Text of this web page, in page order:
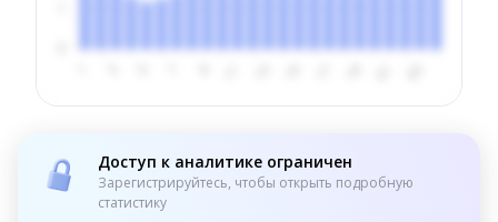
Доступ к аналитике ограничен
Зарегистрируйтесь, чтобы открыть подробную
статистику